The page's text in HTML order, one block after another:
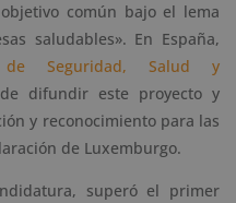
común bajo el lema
saludables». En España,
de Seguridad, Salud y
difundir este proyecto y
y reconocimiento para las
de Luxemburgo.
superó el primer